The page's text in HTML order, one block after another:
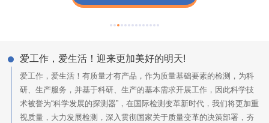
爱工作，爱生活！迎来更加美好的明天!
爱工作，爱生活！有质量才有产品，作为质量基础要素的检测，为科
研、生产服务，并基于科研、生产的基本需求开展工作，因此科学技
术被誉为“科学发展的探测器”，在国际检测变革新时代，我们将更加重
视质量，大力发展检测，深入贯彻国家关于质量变革的决策部署，夯